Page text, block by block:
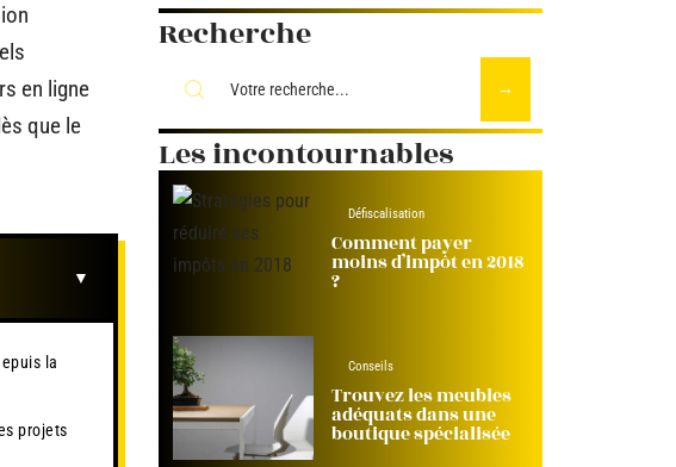
en ligne
que le
la
projets
Recherche
Les incontournables
Défiscalisation
Comment payer
moins d’impôt en 2018
?
Conseils
Trouvez les meubles
adéquats dans une
boutique spécialisée